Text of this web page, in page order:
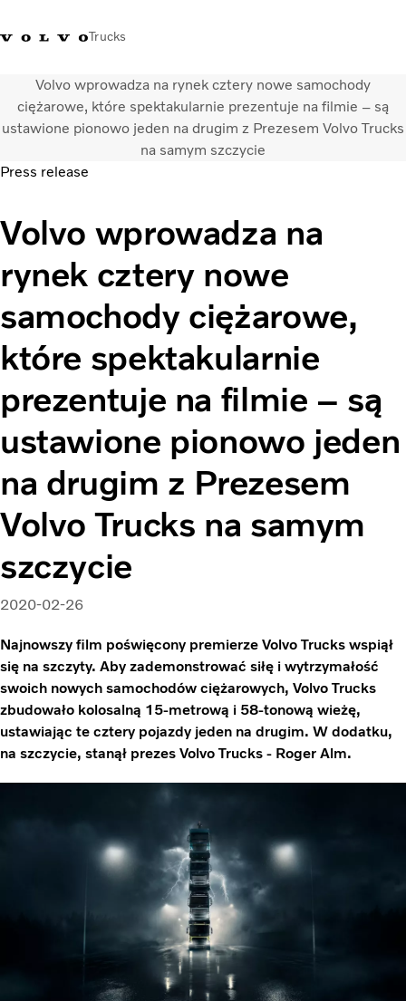
Trucks
+48 22 383 45 00Sklep Volvo TrucksZaloguj się Polska
Rozwiązania transportowe
Samochody ciężarowe
Wyszukiwarka dealerów
Aktualności
O nas
Volvo Truck Builder
Kontakt
Volvo wprowadza na rynek cztery nowe samochody
ciężarowe, które spektakularnie prezentuje na filmie – są
ustawione pionowo jeden na drugim z Prezesem Volvo Trucks
na samym szczycie
Press release
Volvo wprowadza na
rynek cztery nowe
samochody ciężarowe,
które spektakularnie
prezentuje na filmie – są
ustawione pionowo jeden
na drugim z Prezesem
Volvo Trucks na samym
szczycie
2020-02-26
Najnowszy film poświęcony premierze Volvo Trucks wspiął
się na szczyty. Aby zademonstrować siłę i wytrzymałość
swoich nowych samochodów ciężarowych, Volvo Trucks
zbudowało kolosalną 15-metrową i 58-tonową wieżę,
ustawiając te cztery pojazdy jeden na drugim. W dodatku,
na szczycie, stanął prezes Volvo Trucks - Roger Alm.